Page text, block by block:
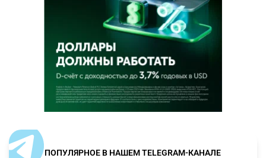
ПОПУЛЯРНОЕ В НАШЕМ TELEGRAM-КАНАЛЕ